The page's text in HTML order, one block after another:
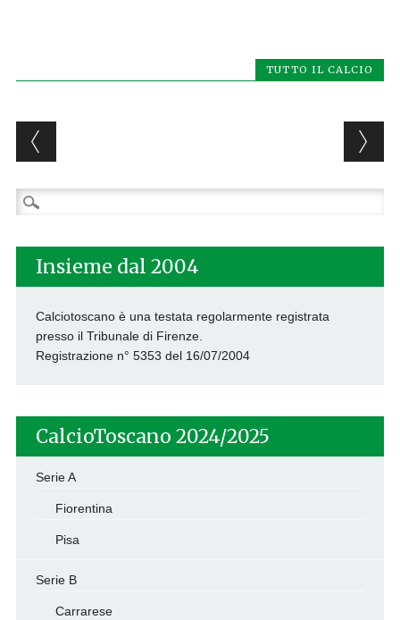
TUTTO IL CALCIO
Post navigation
Ricerca
per:
Insieme dal 2004
Calciotoscano è una testata regolarmente registrata
presso il Tribunale di Firenze.
Registrazione n° 5353 del 16/07/2004
CalcioToscano 2024/2025
Serie A
Fiorentina
Pisa
Serie B
Carrarese